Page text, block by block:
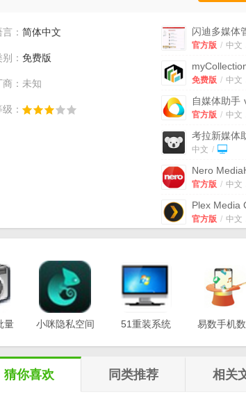
： 简体中文
： 免费版
商：未知
：
闪迪多媒体
v2.1.0.4 官
官方版 / 中文
器) v7.2.3.0
免费版 / 中文
自媒体助手
官方版 / 中文
考拉新媒体
中文 /
Nero
具) v2.1.1.7
官方版 / 中文
Plex Media
件)
官方版 / 中文
赤星自媒
v0.1.0.0官
官方版 / 中文
JRiver
软件)
官方版 / 中文
考拉新媒体
量
小咪隐私空间
51重装系统
易数手机
猜你喜欢 同类推荐 相关